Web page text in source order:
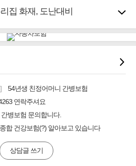
집 화재, 도난대비
란트, 치아치료보장
지 건강보험
기전에 4세대 가입
골프보험
54년생 친정어머니 간병보험
연락주셔요
병보험 문의합니다.
종합 건강보험(?) 알아보고 있습니다
상담글 쓰기